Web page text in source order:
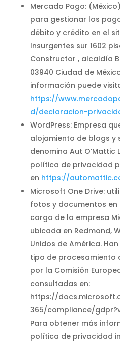
Mercado Pago:
para gestionar los
débito y crédito en el
Insurgentes sur 1602
Constructor , alcaldía
03940 Ciudad de
información puede
https://
d/declaracion-
WordPress: Empresa
alojamiento de blogs y
denomina Aut O’Mattic
política de privacidad
en https://
Microsoft One Drive:
fotos y documentos en
cargo de la empresa
ubicada en Redmond,
Unidos de América.
tipo de
por la Comisión
consultadas en:
https://
365/compliance/
Para obtener más
política de privacidad